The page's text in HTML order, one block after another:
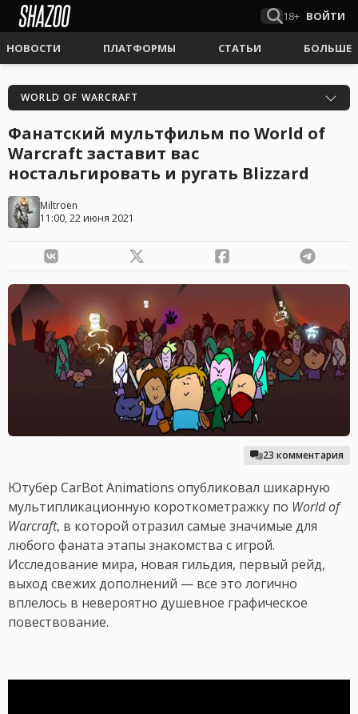
18+ ВОЙТИ
НОВОСТИ ПЛАТФОРМЫ СТАТЬИ БОЛЬШЕ
WORLD OF WARCRAFT
Фанатский мультфильм по World of
Warcraft заставит вас
ностальгировать и ругать Blizzard
Miltroen
11:00, 22 июня 2021
23 комментария
Ютубер CarBot Animations опубликовал шикарную
мультипликационную короткометражку по World of
Warcraft, в которой отразил самые значимые для
любого фаната этапы знакомства с игрой.
Исследование мира, новая гильдия, первый рейд,
выход свежих дополнений — все это логично
вплелось в невероятно душевное графическое
повествование.